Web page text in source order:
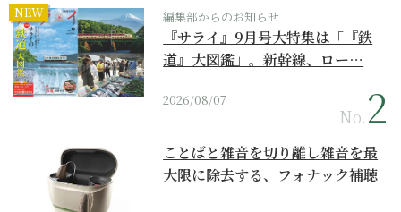
NEW 編集部からのお知らせ
『サライ』9月号大特集は「『鉄
道』大図鑑」。新幹線、ロー…
2026/08/07
No.
ことばと雑音を切り離し雑音を最
大限に除去する、フォナック補聴